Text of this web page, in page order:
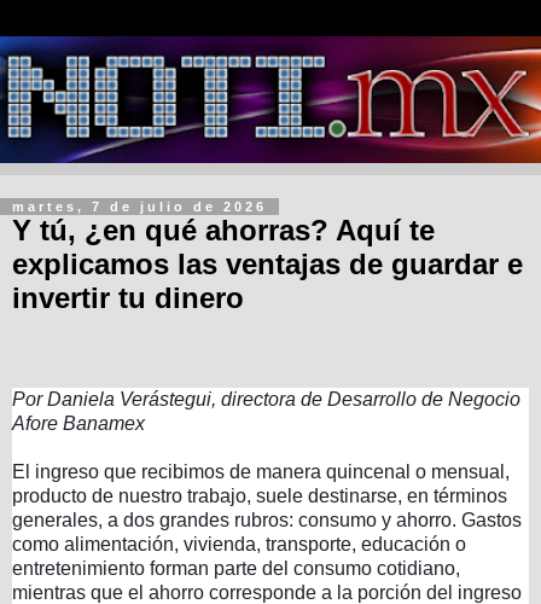
martes, 7 de julio de 2026
Y tú, ¿en qué ahorras? Aquí te
explicamos las ventajas de guardar e
invertir tu dinero
Por Daniela Verástegui, directora de Desarrollo de Negocio
Afore Banamex
El ingreso que recibimos de manera quincenal o mensual,
producto de nuestro trabajo, suele destinarse, en términos
generales, a dos grandes rubros: consumo y ahorro. Gastos
como alimentación, vivienda, transporte, educación o
entretenimiento forman parte del consumo cotidiano,
mientras que el ahorro corresponde a la porción del ingreso